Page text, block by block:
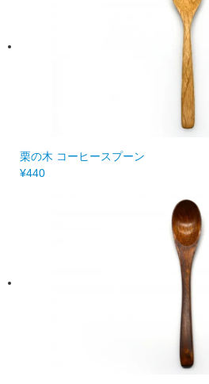
栗の木 コーヒースプーン
¥440